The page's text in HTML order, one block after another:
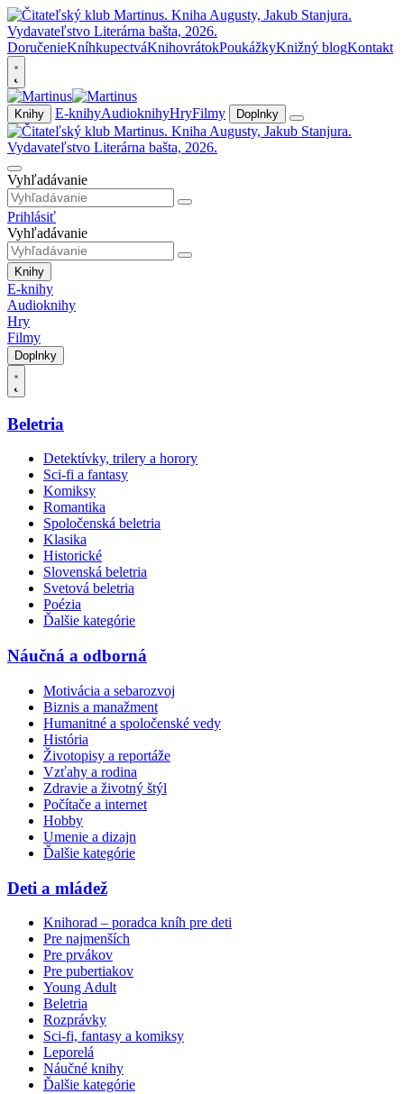
DoručenieKníhkupectváKnihovrátokPoukážkyKnižný blogKontakt
Knihy E-knihyAudioknihyHryFilmy Doplnky
Vyhľadávanie
Prihlásiť
Vyhľadávanie
Knihy
E-knihy
Audioknihy
Hry
Filmy
Doplnky
Beletria
Detektívky, trilery a horory
Sci-fi a fantasy
Komiksy
Romantika
Spoločenská beletria
Klasika
Historické
Slovenská beletria
Svetová beletria
Poézia
Ďalšie kategórie
Náučná a odborná
Motivácia a sebarozvoj
Biznis a manažment
Humanitné a spoločenské vedy
História
Životopisy a reportáže
Vzťahy a rodina
Zdravie a životný štýl
Počítače a internet
Hobby
Umenie a dizajn
Ďalšie kategórie
Deti a mládež
Knihorad – poradca kníh pre deti
Pre najmenších
Pre prvákov
Pre pubertiakov
Young Adult
Beletria
Rozprávky
Sci-fi, fantasy a komiksy
Leporelá
Náučné knihy
Ďalšie kategórie